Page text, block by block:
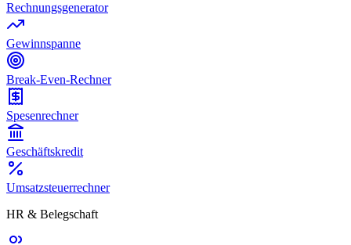
Rechnungsgenerator
Gewinnspanne
Break-Even-Rechner
Spesenrechner
Geschäftskredit
Umsatzsteuerrechner
HR & Belegschaft